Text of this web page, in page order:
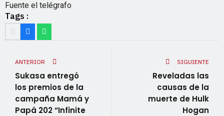
Fuente el telégrafo
Tags :
ANTERIOR
Sukasa entregó
los premios de la
campaña Mamá y
Papá 202 “Infinite
SIGUIENTE
Reveladas las
causas de la
muerte de Hulk
Hogan